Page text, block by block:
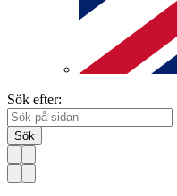
Sök efter:
Sök